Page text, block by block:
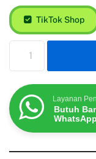
TikTok Shop
Layanan
Butuh
WhatsApp